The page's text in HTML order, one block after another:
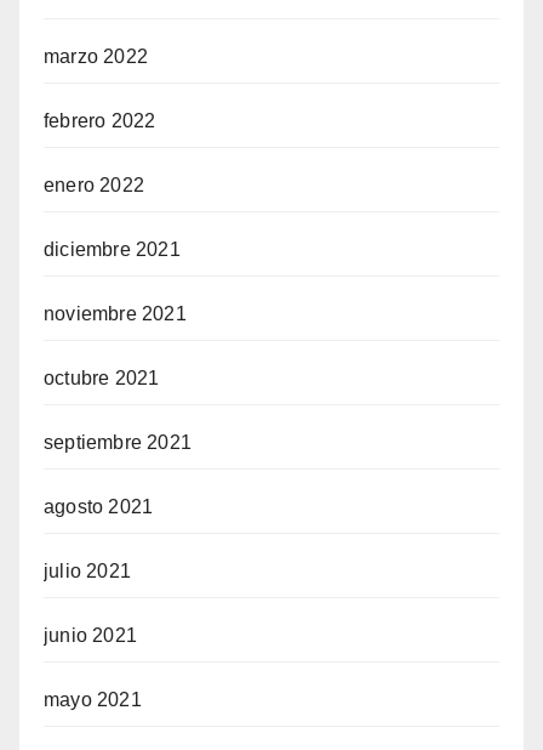
marzo 2022
febrero 2022
enero 2022
diciembre 2021
noviembre 2021
octubre 2021
septiembre 2021
agosto 2021
julio 2021
junio 2021
mayo 2021